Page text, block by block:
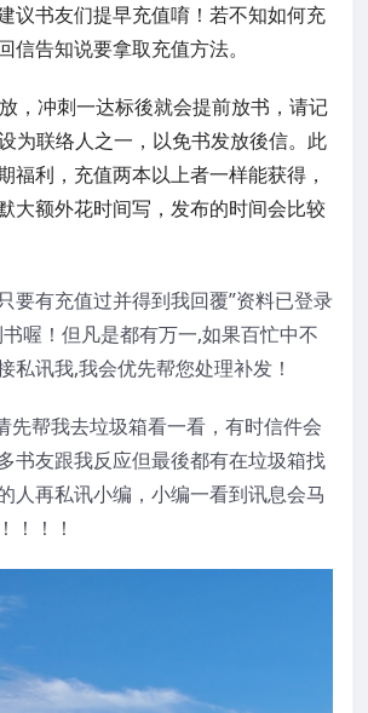
议书友们提早充值唷！若不知如何充
信告知说要拿取充值方法。
，冲刺一达标後就会提前放书，请记
为联络人之一，以免书发放後信。 此
福利，充值两本以上者一样能获得，
大额外花时间写，发布的时间会比较
要有充值过并得到我回覆”资料已登录
喔！但凡是都有万一,如果百忙中不
私讯我,我会优先帮您处理补发！
先帮我去垃圾箱看一看，有时信件会
书友跟我反应但最後都有在垃圾箱找
人再私讯小编，小编一看到讯息会马
！！！